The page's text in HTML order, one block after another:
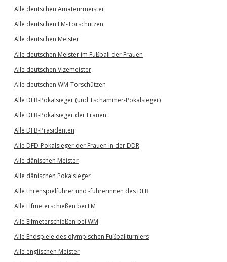
Alle deutschen Amateurmeister
Alle deutschen EM-Torschützen
Alle deutschen Meister
Alle deutschen Meister im Fußball der Frauen
Alle deutschen Vizemeister
Alle deutschen WM-Torschützen
Alle DFB-Pokalsieger (und Tschammer-Pokalsieger)
Alle DFB-Pokalsieger der Frauen
Alle DFB-Präsidenten
Alle DFD-Pokalsieger der Frauen in der DDR
Alle dänischen Meister
Alle dänischen Pokalsieger
Alle Ehrenspielführer und -führerinnen des DFB
Alle Elfmeterschießen bei EM
Alle Elfmeterschießen bei WM
Alle Endspiele des olympischen Fußballturniers
Alle englischen Meister